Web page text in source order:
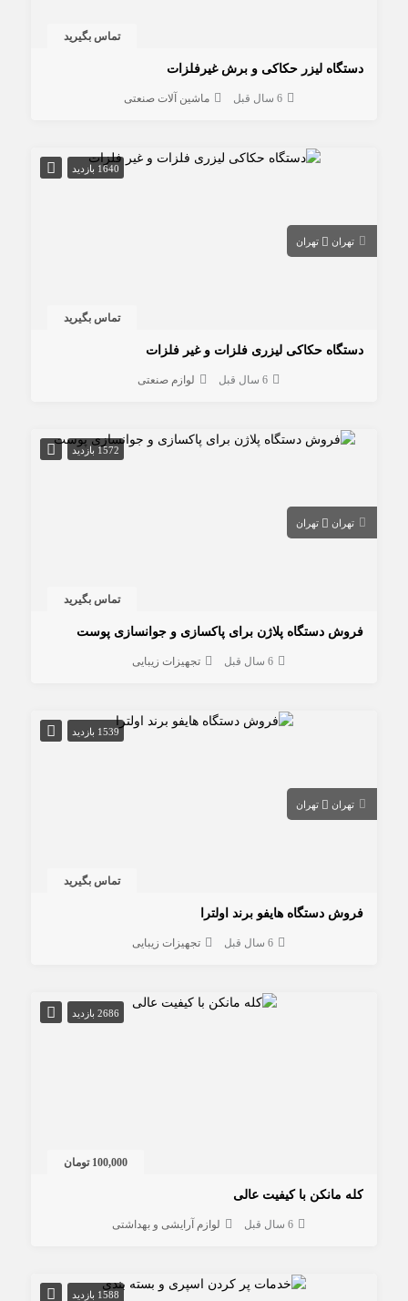
تماس بگیرید
دستگاه لیزر حکاکی و برش غیرفلزات
6 سال قبل ماشین آلات صنعتی
1640 بازدید
تهران تهران
تماس بگیرید
دستگاه حکاکی لیزری فلزات و غیر فلزات
6 سال قبل لوازم صنعتی
1572 بازدید
تهران تهران
تماس بگیرید
فروش دستگاه پلاژن برای پاکسازی و جوانسازی پوست
6 سال قبل تجهیزات زیبایی
1539 بازدید
تهران تهران
تماس بگیرید
فروش دستگاه هایفو برند اولترا
6 سال قبل تجهیزات زیبایی
2686 بازدید
100,000 تومان
کله مانکن با کیفیت عالی
6 سال قبل لوازم آرایشی و بهداشتی
1588 بازدید